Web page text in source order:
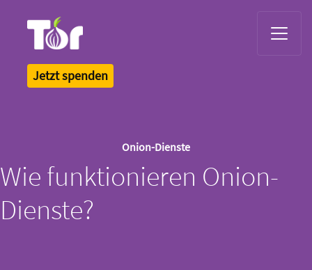
Jetzt spenden
Onion-Dienste
Wie funktionieren Onion-
Dienste?